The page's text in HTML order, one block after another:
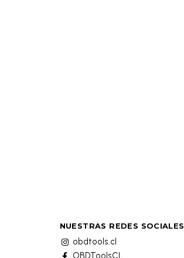
NUESTRAS REDES SOCIALES
obdtools.cl